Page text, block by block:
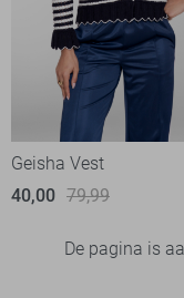
Geisha Vest
40,00 79,99
De pagina is